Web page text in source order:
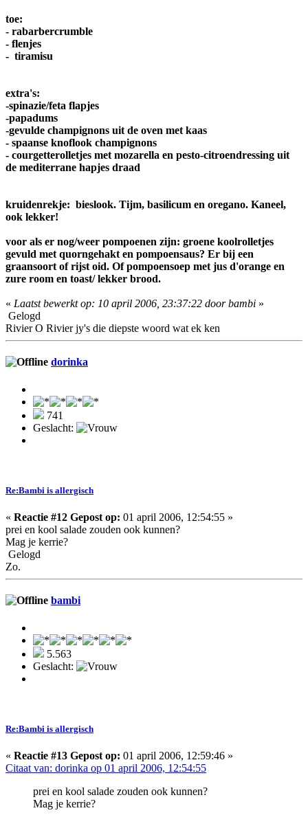
toe:
- rabarbercrumble
- flenjes
- tiramisu
extra's:
-spinazie/feta flapjes
-papadums
-gevulde champignons uit de oven met kaas
- spaanse knoflook champignons
- courgetterolletjes met mozarella en pesto-citroendressing uit
de mediterrane hapjes draad
kruidenrekje: bieslook. Tijm, basilicum en oregano. Kaneel,
ook lekker!
voor als er nog/weer pompoenen zijn: groene koolrolletjes
gevuld met quorngehakt en pompoensaus? Er bij een
graansoort of rijst oid. Of pompoensoep met jus d'orange en
zure room en toast/ lekker brood.
« Laatst bewerkt op: 10 april 2006, 23:37:22 door bambi »
Gelogd
Rivier O Rivier jy's die diepste woord wat ek ken
dorinka
741
Geslacht:
Re:Bambi is allergisch
« Reactie #12 Gepost op: 01 april 2006, 12:54:55 »
prei en kool salade zouden ook kunnen?
Mag je kerrie?
Gelogd
Zo.
bambi
5.563
Geslacht:
Re:Bambi is allergisch
« Reactie #13 Gepost op: 01 april 2006, 12:59:46 »
Citaat van: dorinka op 01 april 2006, 12:54:55
prei en kool salade zouden ook kunnen?
Mag je kerrie?